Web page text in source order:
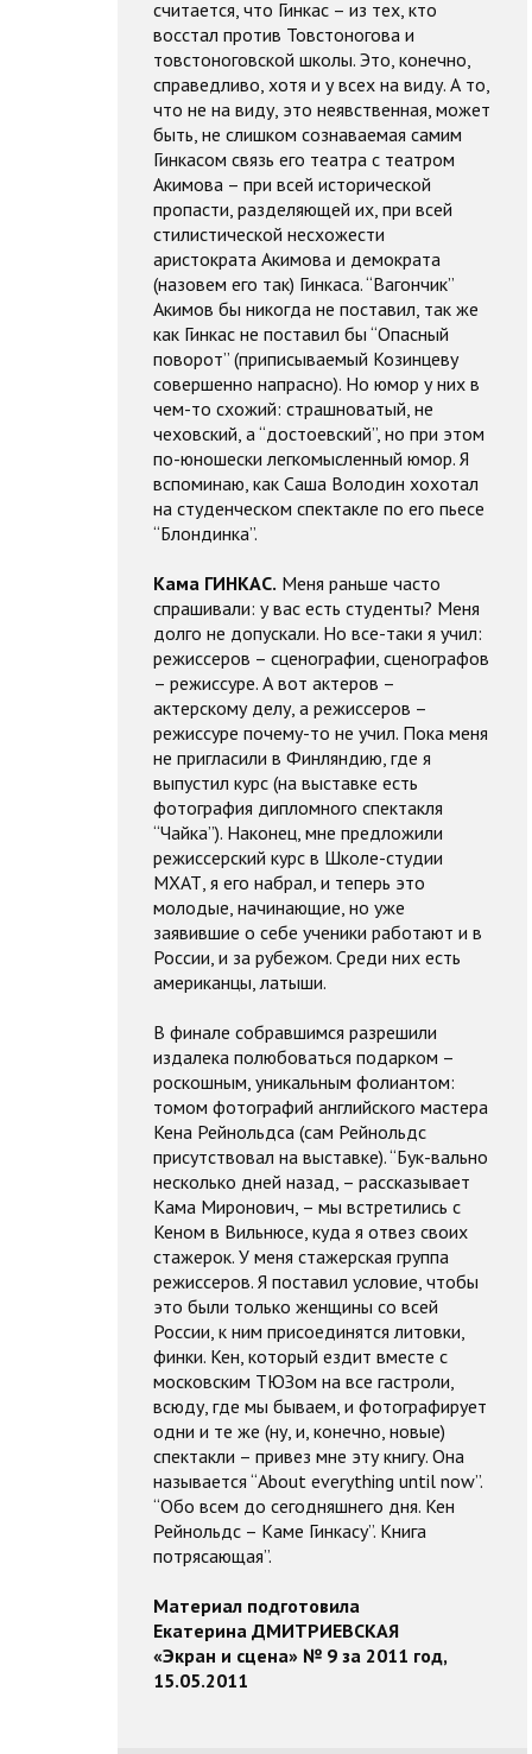
считается, что Гинкас – из тех, кто
восстал против Товстоногова и
товстоноговской школы. Это, конечно,
справедливо, хотя и у всех на виду. А то,
что не на виду, это неявственная, может
быть, не слишком сознаваемая самим
Гинкасом связь его театра с театром
Акимова – при всей исторической
пропасти, разделяющей их, при всей
стилистической несхожести
аристократа Акимова и демократа
(назовем его так) Гинкаса. “Вагончик”
Акимов бы никогда не поставил, так же
как Гинкас не поставил бы “Опасный
поворот” (приписываемый Козинцеву
совершенно напрасно). Но юмор у них в
чем-то схожий: страшноватый, не
чеховский, а “достоевский”, но при этом
по-юношески легкомысленный юмор. Я
вспоминаю, как Саша Володин хохотал
на студенческом спектакле по его пьесе
“Блондинка”.
Кама ГИНКАС. Меня раньше часто
спрашивали: у вас есть студенты? Меня
долго не допускали. Но все-таки я учил:
режиссеров – сценографии, сценографов
– режиссуре. А вот актеров –
актерскому делу, а режиссеров –
режиссуре почему-то не учил. Пока меня
не пригласили в Финляндию, где я
выпустил курс (на выставке есть
фотография дипломного спектакля
“Чайка”). Наконец, мне предложили
режиссерский курс в Школе-студии
МХАТ, я его набрал, и теперь это
молодые, начинающие, но уже
заявившие о себе ученики работают и в
России, и за рубежом. Среди них есть
американцы, латыши.
В финале собравшимся разрешили
издалека полюбоваться подарком –
роскошным, уникальным фолиантом:
томом фотографий английского мастера
Кена Рейнольдса (сам Рейнольдс
присутствовал на выставке). “Бук-вально
несколько дней назад, – рассказывает
Кама Миронович, – мы встретились с
Кеном в Вильнюсе, куда я отвез своих
стажерок. У меня стажерская группа
режиссеров. Я поставил условие, чтобы
это были только женщины со всей
России, к ним присоединятся литовки,
финки. Кен, который ездит вместе с
московским ТЮЗом на все гастроли,
всюду, где мы бываем, и фотографирует
одни и те же (ну, и, конечно, новые)
спектакли – привез мне эту книгу. Она
называется “About everything until now”.
“Обо всем до сегодняшнего дня. Кен
Рейнольдс – Каме Гинкасу”. Книга
потрясающая”.
Материал подготовила
Екатерина ДМИТРИЕВСКАЯ
«Экран и сцена» № 9 за 2011 год,
15.05.2011